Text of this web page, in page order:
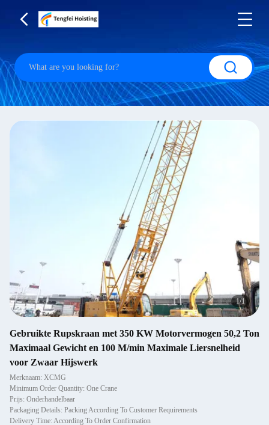
1/1
Gebruikte Rupskraan met 350 KW Motorvermogen 50,2 Ton
Maximaal Gewicht en 100 M/min Maximale Liersnelheid
voor Zwaar Hijswerk
Merknaam: XCMG
Minimum Order Quantity: One Crane
Prijs: Onderhandelbaar
Packaging Details: Packing According To Customer Requirements
Delivery Time: According To Order Confirmation